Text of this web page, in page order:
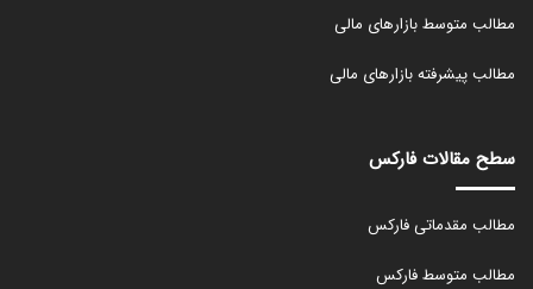
مطالب متوسط بازارهای مالی
مطالب پیشرفته بازارهای مالی
سطح مقالات فارکس
مطالب مقدماتی فارکس
مطالب متوسط فارکس